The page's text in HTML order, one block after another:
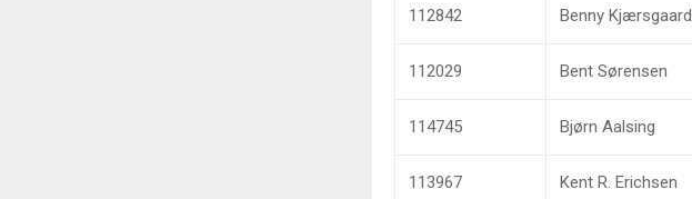
112842 Benny Kjærsgaard
112029 Bent Sørensen
114745 Bjørn Aalsing
113967 Kent R. Erichsen